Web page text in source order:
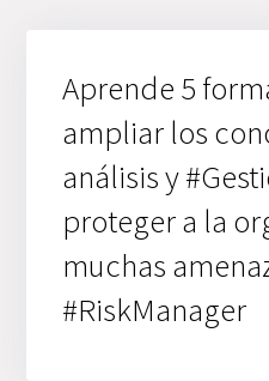
Aprende 5
ampliar los
análisis y
proteger a la
muchas
#RiskManager